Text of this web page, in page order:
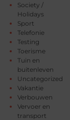
Society /
Holidays
Sport
Telefonie
Testing
Toerisme
Tuin en
buitenleven
Uncategorized
Vakantie
Verbouwen
Vervoer en
transport